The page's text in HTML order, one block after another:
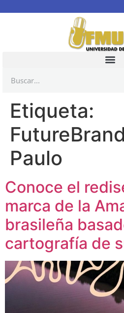
Etiqueta:
Paulo
Conoce el
marca de la
brasileña
cartografía de